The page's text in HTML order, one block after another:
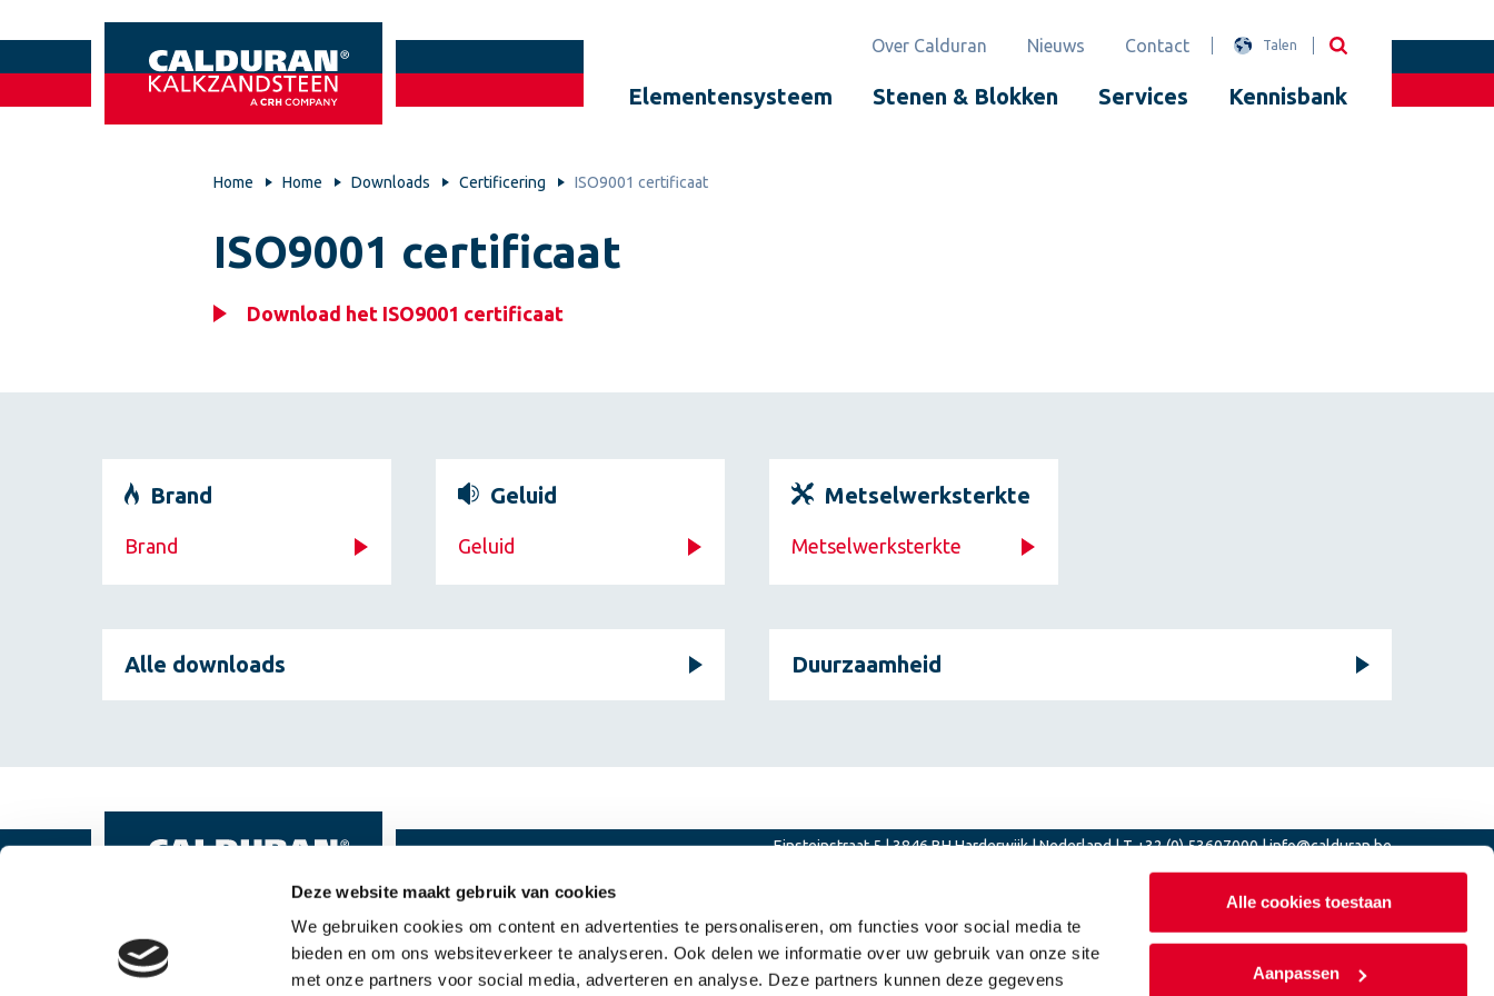
Deze website maakt gebruik van cookies
We gebruiken cookies om content en advertenties te personaliseren, om functies voor social media te
bieden en om ons websiteverkeer te analyseren. Ook delen we informatie over uw gebruik van onze site
met onze partners voor social media, adverteren en analyse. Deze partners kunnen deze gegevens
Alle cookies toestaan
Aanpassen
Over Calduran Nieuws Contact Talen
Elementensysteem Stenen & Blokken Services Kennisbank
Home Home Downloads Certificering ISO9001 certificaat
ISO9001 certificaat
Download het ISO9001 certificaat
Brand
Brand
Geluid
Geluid
Metselwerksterkte
Metselwerksterkte
Alle downloads Duurzaamheid
Einsteinstraat 5 | 3846 BH Harderwijk | Nederland | T +32 (0) 53607000 |info@calduran.be
© 2026 - Calduran BE Privacy Disclaimer